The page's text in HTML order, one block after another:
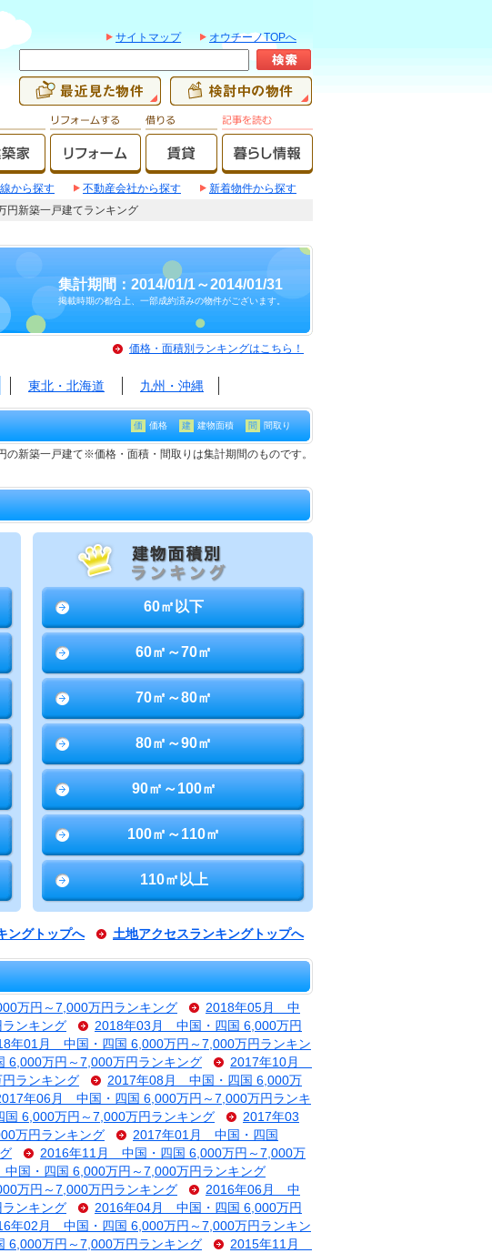
サイトマップ オウチーノTOPへ
から探す 不動産会社から探す
新着物件から探す
円新築一戸建てランキング
集計期間：2014/01/1～2014/01/31
掲載時期の都合上、一部成約済みの物件がございます。
価格・面積別ランキングはこちら！
東北・北海道 九州・沖縄
価 価格 建 建物面積 間 間取り
新築一戸建て※価格・面積・間取りは集計期間のものです。
60㎡以下
60㎡～70㎡
70㎡～80㎡
80㎡～90㎡
90㎡～100㎡
100㎡～110㎡
110㎡以上
ングトップへ 土地アクセスランキングトップへ
万円～7,000万円ランキング
2018年05月 中
ンキング
2018年03月 中国・四国 6,000万円
年01月 中国・四国 6,000万円～7,000万円ランキン
万円～7,000万円ランキング
2017年10月
ランキング
2017年08月 中国・四国 6,000万
年06月 中国・四国 6,000万円～7,000万円ランキ
6,000万円～7,000万円ランキング
2017年03
万円ランキング
2017年01月 中国・四国
2016年11月 中国・四国 6,000万円～7,000万
国・四国 6,000万円～7,000万円ランキング
万円～7,000万円ランキング
2016年06月 中
ンキング
2016年04月 中国・四国 6,000万円
年02月 中国・四国 6,000万円～7,000万円ランキン
万円～7,000万円ランキング
2015年11月